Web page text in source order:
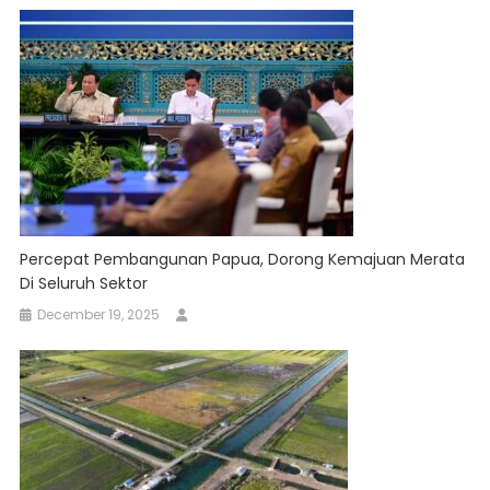
Percepat Pembangunan Papua, Dorong Kemajuan Merata
Di Seluruh Sektor
December 19, 2025